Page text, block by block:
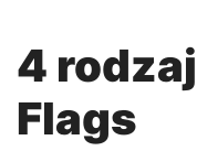
4
Flags